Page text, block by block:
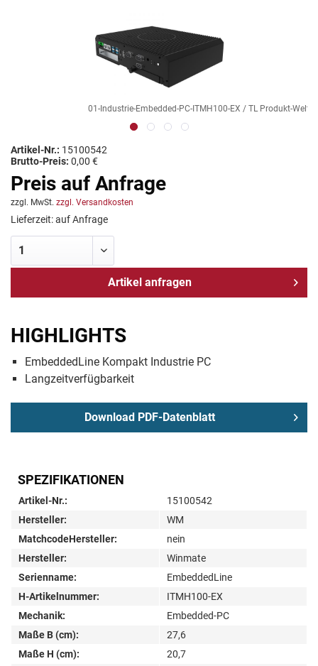
01-Industrie-Embedded-PC-ITMH100-EX / TL Produkt-
Artikel-Nr.: 15100542
Brutto-Preis: 0,00 €
Preis auf Anfrage
zzgl. MwSt. zzgl. Versandkosten
Lieferzeit: auf Anfrage
Artikel anfragen
HIGHLIGHTS
EmbeddedLine Kompakt Industrie PC
Langzeitverfügbarkeit
Download PDF-Datenblatt
SPEZIFIKATIONEN
Artikel-Nr.:
15100542
Hersteller:
WM
MatchcodeHersteller:
nein
Hersteller:
Winmate
Serienname:
EmbeddedLine
H-Artikelnummer:
ITMH100-EX
Mechanik:
Embedded-PC
Maße B (cm):
27,6
Maße H (cm):
20,7